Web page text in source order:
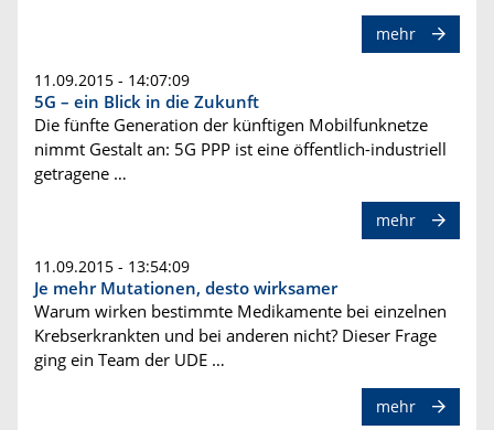
mehr
11.09.2015 - 14:07:09
5G – ein Blick in die Zukunft
Die fünfte Generation der künftigen Mobilfunknetze
nimmt Gestalt an: 5G PPP ist eine öffentlich-industriell
getragene …
mehr
11.09.2015 - 13:54:09
Je mehr Mutationen, desto wirksamer
Warum wirken bestimmte Medikamente bei einzelnen
Krebserkrankten und bei anderen nicht? Dieser Frage
ging ein Team der UDE …
mehr